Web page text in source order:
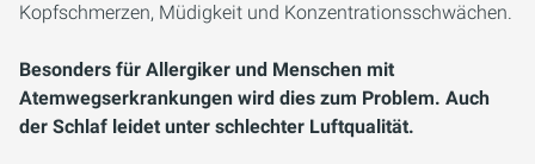
Kopfschmerzen, Müdigkeit und Konzentrationsschwächen.
Besonders für Allergiker und Menschen mit
Atemwegserkrankungen wird dies zum Problem. Auch
der Schlaf leidet unter schlechter Luftqualität.